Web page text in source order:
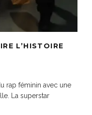
L’HISTOIRE
rap féminin avec une
La superstar